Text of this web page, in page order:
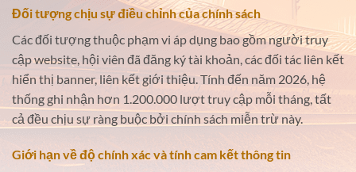
Đối tượng chịu sự điều chỉnh của chính sách
Các đối tượng thuộc phạm vi áp dụng bao gồm người truy
cập website, hội viên đã đăng ký tài khoản, các đối tác liên kết
hiển thị banner, liên kết giới thiệu. Tính đến năm 2026, hệ
thống ghi nhận hơn 1.200.000 lượt truy cập mỗi tháng, tất
cả đều chịu sự ràng buộc bởi chính sách miễn trừ này.
Giới hạn về độ chính xác và tính cam kết thông tin